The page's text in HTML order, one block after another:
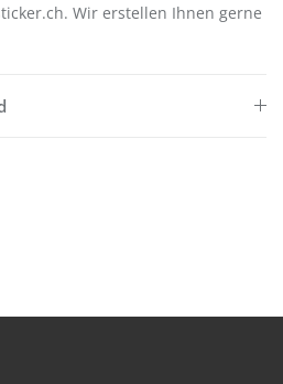
Wir erstellen Ihnen gerne